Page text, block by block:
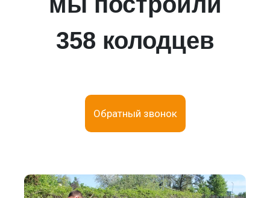
358 колодцев
Обратный звонок